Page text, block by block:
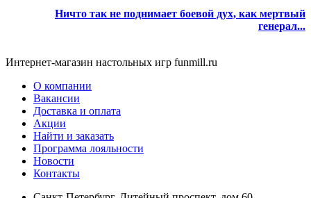
Ничто так не поднимает боевой дух, как мертвый
генерал...
Интернет-магазин настольных игр funmill.ru
О компании
Вакансии
Доставка и оплата
Акции
Найти и заказать
Программа лояльности
Новости
Контакты